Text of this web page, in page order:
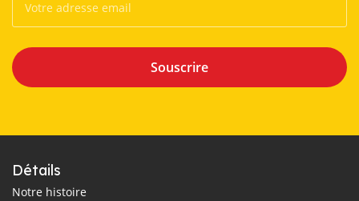
Souscrire
Détails
Notre histoire